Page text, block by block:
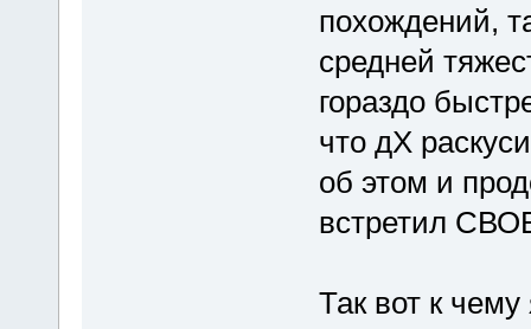
похождений,
средней
гораздо
что дХ
об этом и
встретил
Так вот к чему